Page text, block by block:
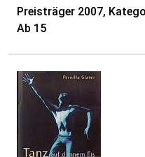
Preisträger 2007,
Ab 15